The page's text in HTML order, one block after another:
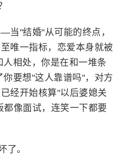
当"结婚"从可能的终点，
唯一指标，恋爱本身就被
相处，你是在和一堆条
要想"这人靠谱吗"，对方
经开始核算"以后婆媳关
都像面试，连笑一下都要
了。